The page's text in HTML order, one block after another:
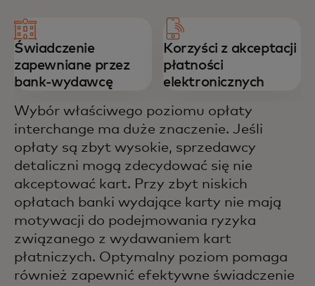
Świadczenie
zapewniane przez
bank-wydawcę
Korzyści z akceptacji
płatności
elektronicznych
Wybór właściwego poziomu opłaty
interchange ma duże znaczenie. Jeśli
opłaty są zbyt wysokie, sprzedawcy
detaliczni mogą zdecydować się nie
akceptować kart. Przy zbyt niskich
opłatach banki wydające karty nie mają
motywacji do podejmowania ryzyka
związanego z wydawaniem kart
płatniczych. Optymalny poziom pomaga
również zapewnić efektywne świadczenie